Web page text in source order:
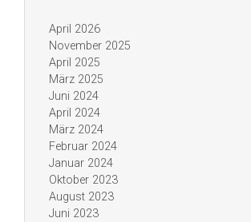
April 2026
November 2025
April 2025
März 2025
Juni 2024
April 2024
März 2024
Februar 2024
Januar 2024
Oktober 2023
August 2023
Juni 2023